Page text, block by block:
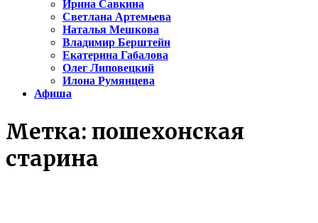
Ирина Савкина
Светлана Артемьева
Наталья Мешкова
Владимир Берштейн
Екатерина Габалова
Олег Липовецкий
Илона Румянцева
Афиша
Метка: пошехонская
старина